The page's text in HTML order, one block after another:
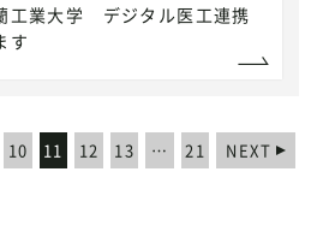
工業大学 デジタル医工連携
す
10 11 12 13 … 21 NEXT